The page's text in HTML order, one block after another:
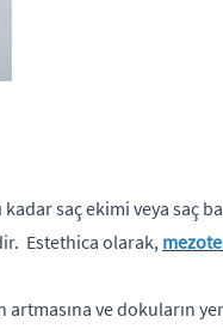
saç ekimi veya saç
Estethica olarak,
artmasına ve dokuların